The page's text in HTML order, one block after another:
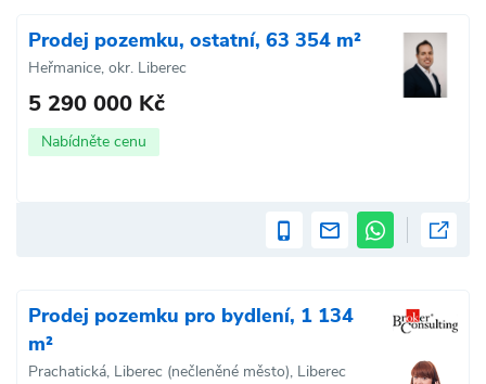
Prodej pozemku, ostatní, 63 354 m²
Heřmanice, okr. Liberec
5 290 000 Kč
Nabídněte cenu
Prodej pozemku pro bydlení, 1 134
m²
Prachatická, Liberec (nečleněné město), Liberec